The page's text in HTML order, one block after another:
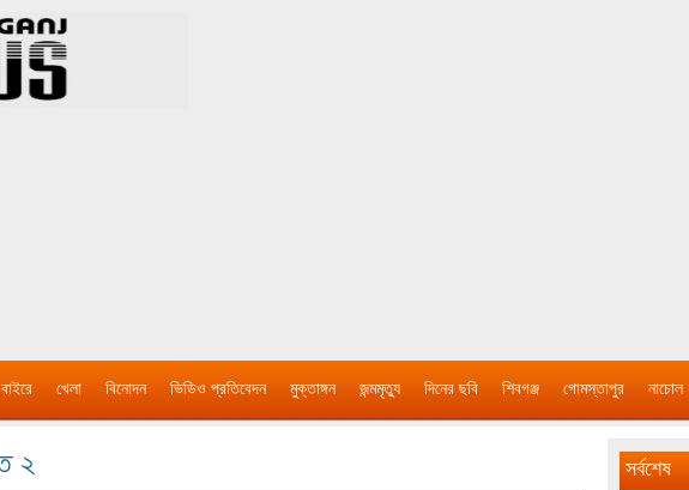
খেলা বিনোদন ভিডিও প্রতিবেদন মুক্তাঙ্গন জন্মমৃত্যু দিনের ছবি শিবগঞ্জ গোমস্তাপুর নাচোল
২ সর্বশেষ